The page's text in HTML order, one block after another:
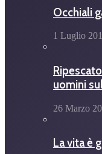
Occhiali
1 Luglio
uomini
26 Marzo
La vita è